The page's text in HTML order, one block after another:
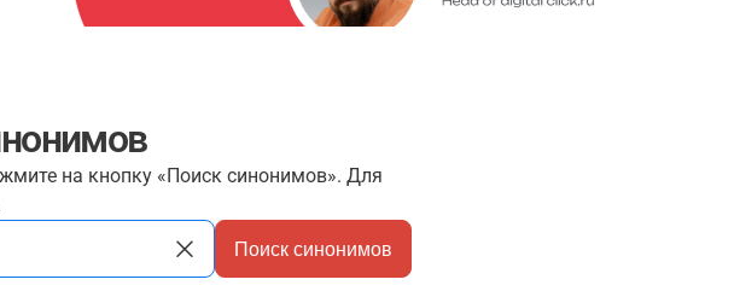
на кнопку «Поиск синонимов». Для
Поиск синонимов